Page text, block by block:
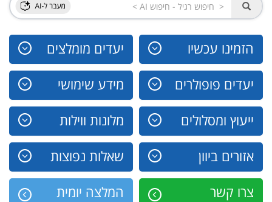
הזמינו עכשיו יעדים מומלצים
יעדים פופולרים מידע שימושי
ייעוץ ומסלולים מלונות ווילות
אזורים ביוון שאלות נפוצות
צרו קשר המלצה יומית